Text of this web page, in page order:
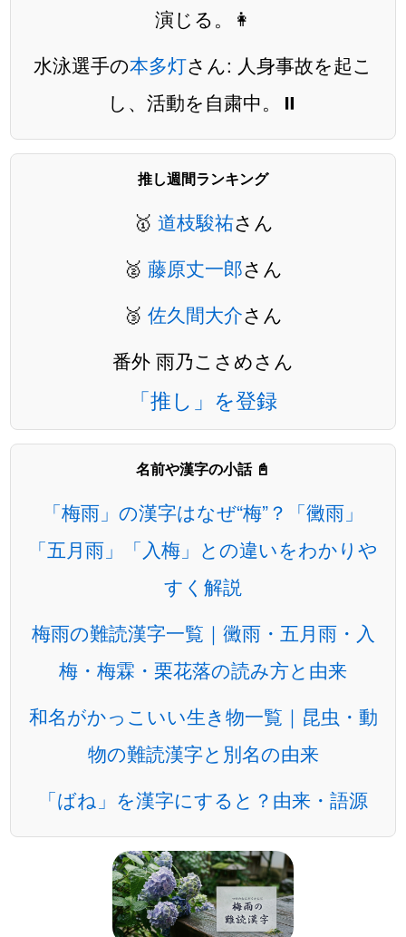
演じる。👩
水泳選手の本多灯さん: 人身事故を起こ
し、活動を自粛中。⏸️
推し週間ランキング
🥇 道枝駿祐さん
🥈 藤原丈一郎さん
🥉 佐久間大介さん
番外 雨乃こさめさん
「推し」を登録
名前や漢字の小話 📓
「梅雨」の漢字はなぜ“梅”？「黴雨」
「五月雨」「入梅」との違いをわかりや
すく解説
梅雨の難読漢字一覧｜黴雨・五月雨・入
梅・梅霖・栗花落の読み方と由来
和名がかっこいい生き物一覧｜昆虫・動
物の難読漢字と別名の由来
「ばね」を漢字にすると？由来・語源